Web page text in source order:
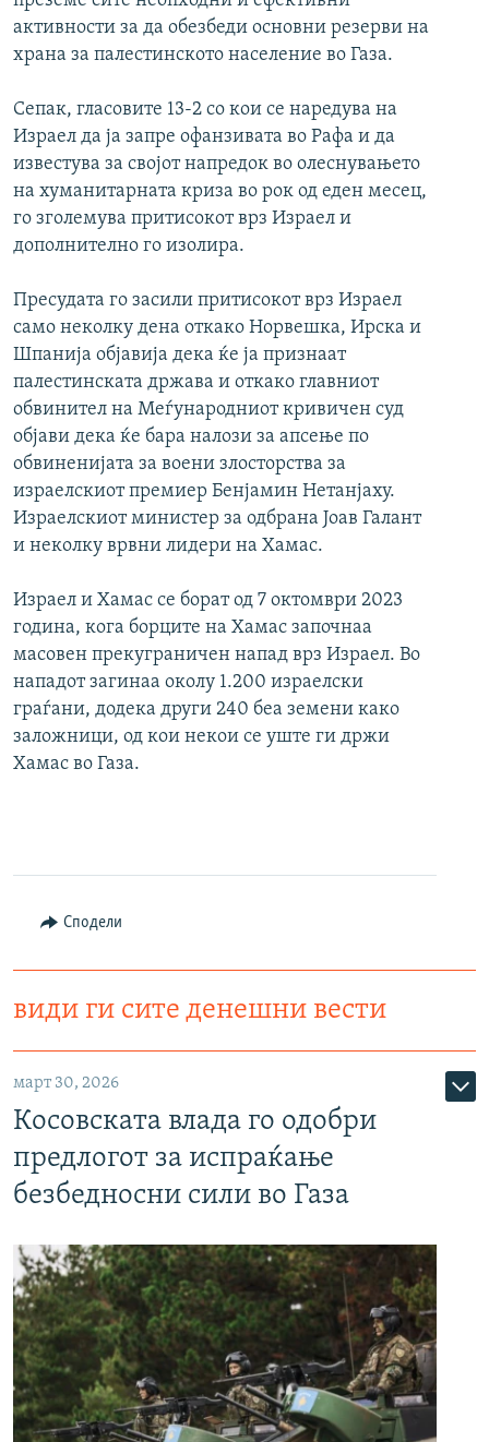
активности за да обезбеди основни резерви на
храна за палестинското население во Газа.
Сепак, гласовите 13-2 со кои се наредува на
Израел да ја запре офанзивата во Рафа и да
известува за својот напредок во олеснувањето
на хуманитарната криза во рок од еден месец,
го зголемува притисокот врз Израел и
дополнително го изолира.
Пресудата го засили притисокот врз Израел
само неколку дена откако Норвешка, Ирска и
Шпанија објавија дека ќе ја признаат
палестинската држава и откако главниот
обвинител на Меѓународниот кривичен суд
објави дека ќе бара налози за апсење по
обвиненијата за воени злосторства за
израелскиот премиер Бенјамин Нетанјаху.
Израелскиот министер за одбрана Јоав Галант
и неколку врвни лидери на Хамас.
Израел и Хамас се борат од 7 октомври 2023
година, кога борците на Хамас започнаа
масовен прекуграничен напад врз Израел. Во
нападот загинаа околу 1.200 израелски
граѓани, додека други 240 беа земени како
заложници, од кои некои се уште ги држи
Хамас во Газа.
Сподели
види ги сите денешни вести
март 30, 2026
Косовската влада го одобри
предлогот за испраќање
безбедносни сили во Газа